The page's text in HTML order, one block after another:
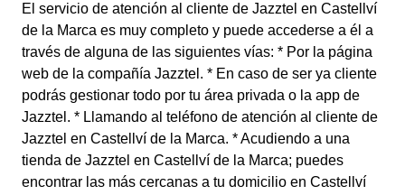
El servicio de atención al cliente de Jazztel en Castellví
de la Marca es muy completo y puede accederse a él a
través de alguna de las siguientes vías: * Por la página
web de la compañía Jazztel. * En caso de ser ya cliente
podrás gestionar todo por tu área privada o la app de
Jazztel. * Llamando al teléfono de atención al cliente de
Jazztel en Castellví de la Marca. * Acudiendo a una
tienda de Jazztel en Castellví de la Marca; puedes
encontrar las más cercanas a tu domicilio en Castellví